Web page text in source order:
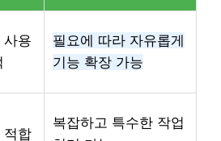
사용
필요에 따라 자유롭게
기능 확장 가능
적합
복잡하고 특수한 작업